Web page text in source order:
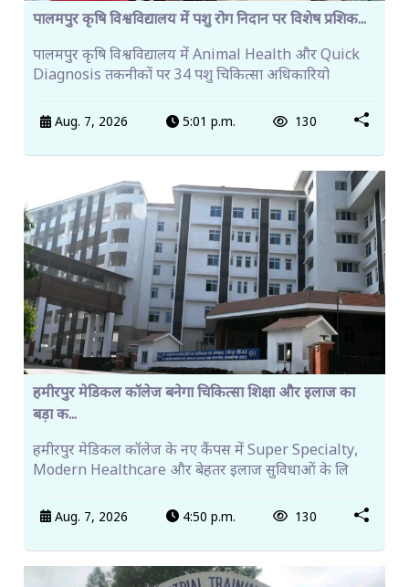
पालमपुर कृषि विश्वविद्यालय में पशु रोग निदान पर विशेष प्रशिक...
पालमपुर कृषि विश्वविद्यालय में Animal Health और Quick
Diagnosis तकनीकों पर 34 पशु चिकित्सा अधिकारियो
Aug. 7, 2026 5:01 p.m. 130
हमीरपुर मेडिकल कॉलेज बनेगा चिकित्सा शिक्षा और इलाज का
बड़ा क...
हमीरपुर मेडिकल कॉलेज के नए कैंपस में Super Specialty,
Modern Healthcare और बेहतर इलाज सुविधाओं के लि
Aug. 7, 2026 4:50 p.m. 130